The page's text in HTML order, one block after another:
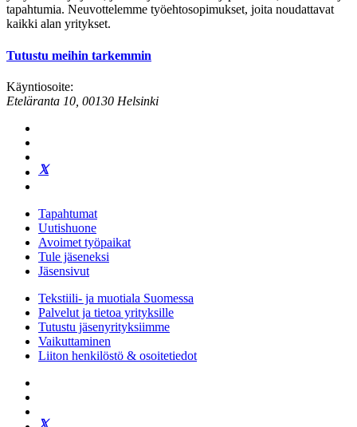
tapahtumia. Neuvottelemme työehtosopimukset, joita noudattavat
kaikki alan yritykset.
Tutustu meihin tarkemmin
Käyntiosoite:
Eteläranta 10, 00130 Helsinki
Tapahtumat
Uutishuone
Avoimet työpaikat
Tule jäseneksi
Jäsensivut
Tekstiili- ja muotiala Suomessa
Palvelut ja tietoa yrityksille
Tutustu jäsenyrityksiimme
Vaikuttaminen
Liiton henkilöstö & osoitetiedot